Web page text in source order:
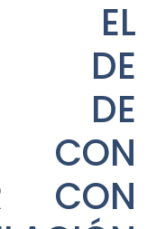
EL
DE
DE
CON
CON